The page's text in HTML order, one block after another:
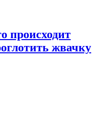
происходит
жвачку